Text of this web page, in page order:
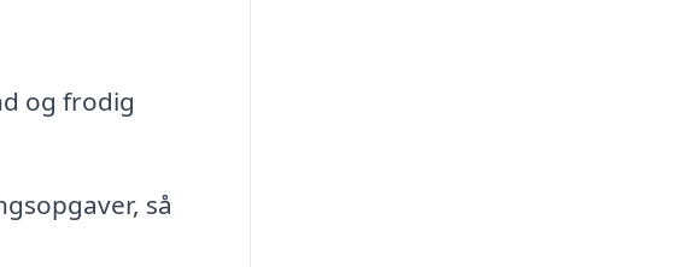
og frodig
så